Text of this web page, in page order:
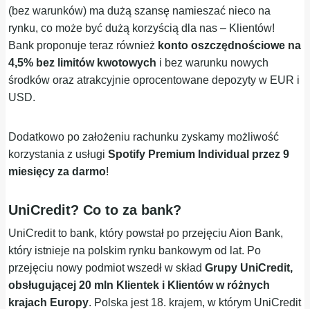
(bez warunków) ma dużą szansę namieszać nieco na
rynku, co może być dużą korzyścią dla nas – Klientów!
Bank proponuje teraz również konto oszczędnościowe na
4,5% bez limitów kwotowych i bez warunku nowych
środków oraz atrakcyjnie oprocentowane depozyty w EUR i
USD.
Dodatkowo po założeniu rachunku zyskamy możliwość
korzystania z usługiSpotify Premium Individual przez 9
miesięcy za darmo!
UniCredit? Co to za bank?
UniCredit to bank, który powstał po przejęciu Aion Bank,
który istnieje na polskim rynku bankowym od lat. Po
przejęciu nowy podmiot wszedł w składGrupy UniCredit,
obsługującej 20 mln Klientek i Klientów w różnych
krajach Europy. Polska jest 18. krajem, w którym UniCredit